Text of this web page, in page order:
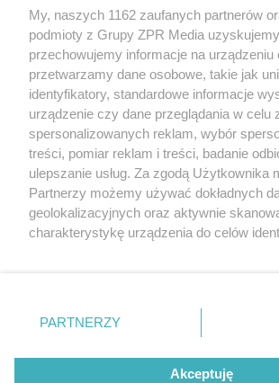
Żaden utwór zamieszczony w serwisie nie może
rozpowszechniany lub dalej rozpowszechniany
(w tym także elektroniczny lub mechaniczny) na
eksploatacji w jakiejkolwiek formie, włącznie z
Internecie bez pisemnej zgody właściciela praw.
lub wykorzystanie utworów w całości lub w
prawa, tzn. bez właściwej zgody, jest zabronione
może być ścigane prawnie.
O nas
My, naszych 1162 zaufanych partnerów
podmioty z Grupy ZPR Media
przechowujemy informacje na urządzeniu
przetwarzamy dane osobowe, takie jak
identyfikatory, standardowe informacje
urządzenie czy dane przeglądania w celu
spersonalizowanych reklam, wybór
treści, pomiar reklam i treści, badanie
ulepszanie usług. Za zgodą Użytkownika
Partnerzy możemy używać dokładnych
geolokalizacyjnych oraz aktywnie
charakterystykę urządzenia do celów
zmienić/wycofać klikając przycisk
znajdujący się w lewym dolnym rogu
rodzaje przetwarzania danych nie
użytkownika, ale masz prawo sprzeciwić
PARTNERZY
Akceptuję